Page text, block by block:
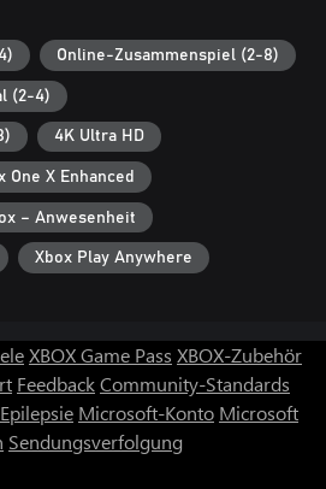
Online-Zusammenspiel (2-8)
(2-4)
4K Ultra HD
One X Enhanced
– Anwesenheit
Xbox Play Anywhere
XBOX Game Pass XBOX-Zubehör
FeedbackCommunity-Standards
Microsoft-Konto Microsoft
Sendungsverfolgung